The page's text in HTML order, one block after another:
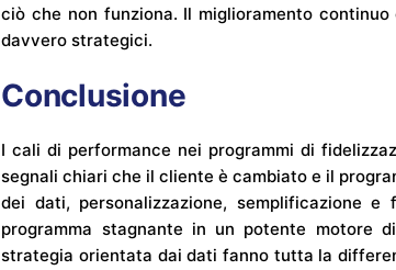
ciò che non funziona. Il miglioramento
davvero strategici.
Conclusione
I cali di performance nei programmi di
segnali chiari che il cliente è cambiato e il
dei dati, personalizzazione, semplificazione
programma stagnante in un potente motore
strategia orientata dai dati fanno tutta la